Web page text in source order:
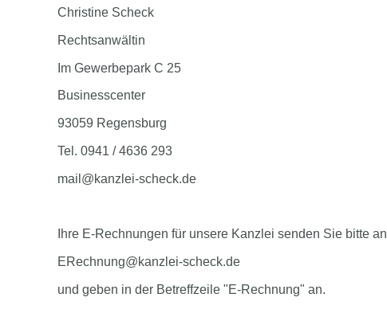
Christine Scheck
Rechtsanwältin
Im Gewerbepark C 25
Businesscenter
93059 Regensburg
Tel. 0941 / 4636 293
mail@kanzlei-scheck.de
Ihre E-Rechnungen für unsere Kanzlei senden Sie bitte an
ERechnung@kanzlei-scheck.de
und geben in der Betreffzeile "E-Rechnung" an.